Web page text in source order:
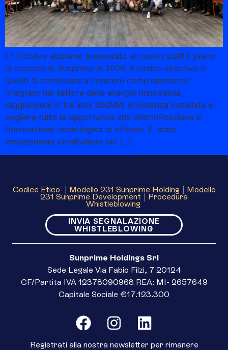
L’1 Ottobre abbiamo presentato al nostro staff il piano
di crescita di Sunprime al 2026. Il nostro obiettivo è
quello di continuare a crescere come operatore
integrato nel settore delle energie rinnovabile,
raggiungere in tre anni 500MW di potenza installata e
cogliere tutte le opportunità che l’elettrificazione e
l’innovazione tecnologica ci offrono. E’ stato
emozionante condividere col […]
Codice Etico | Modello 231 Sunprime Holding| Modello
231 Sunprime Development | Procedura
Whistleblowing
INVIA SEGNALAZIONE
WHISTLEBLOWING
Sunprime Holdings Srl
Sede Legale Via Fabio Filzi, 7 20124
CF/Partita IVA 12378090968 REA: MI- 2657649
Capitale Sociale €17.123.300
Registrati alla nostra newsletter per rimanere